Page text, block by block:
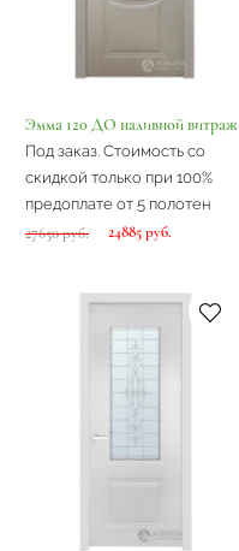
Эмма 120 ДО наливной витраж
Под заказ. Стоимость со
скидкой только при 100%
предоплате от 5 полотен
27650 руб. 24885 руб.